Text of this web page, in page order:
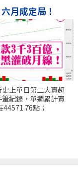
月成定局！
上單日第二大賣超
紀錄，單週累計賣
點；